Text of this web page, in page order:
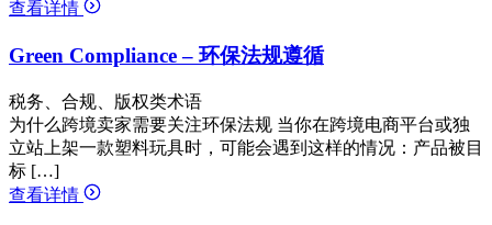
查看详情
Green Compliance – 环保法规遵循
税务、合规、版权类术语
为什么跨境卖家需要关注环保法规 当你在跨境电商平台或独
立站上架一款塑料玩具时，可能会遇到这样的情况：产品被目
标 […]
查看详情